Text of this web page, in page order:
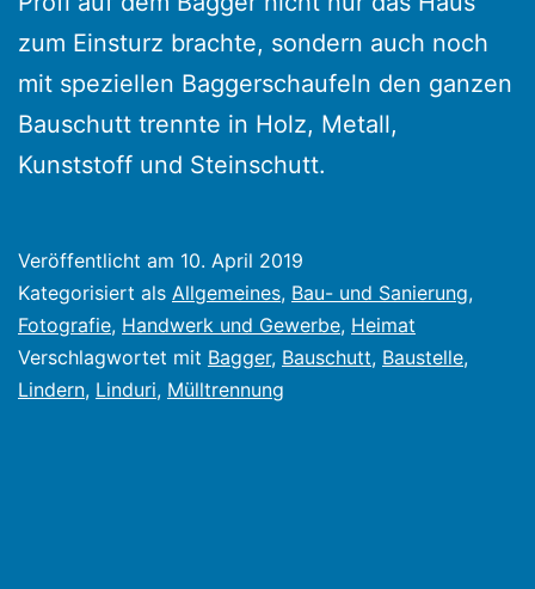
zum Einsturz brachte, sondern auch noch
mit speziellen Baggerschaufeln den ganzen
Bauschutt trennte in Holz, Metall,
Kunststoff und Steinschutt.
Veröffentlicht am 10. April 2019
Kategorisiert als Allgemeines, Bau- und Sanierung,
Fotografie, Handwerk und Gewerbe, Heimat
Verschlagwortet mit Bagger, Bauschutt, Baustelle,
Lindern, Linduri, Mülltrennung